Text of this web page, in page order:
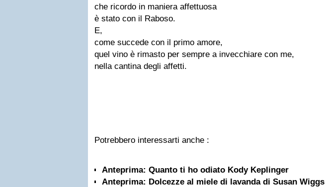
che ricordo in maniera affettuosa
è stato con il Raboso.
E,
come succede con il primo amore,
quel vino è rimasto per sempre a invecchiare con me,
nella cantina degli affetti.
Potrebbero interessarti anche :
Anteprima: Quanto ti ho odiato Kody Keplinger
Anteprima: Dolcezze al miele di lavanda di Susan Wiggs